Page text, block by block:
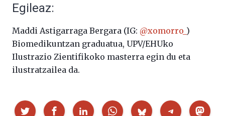
Egileaz:
Maddi Astigarraga Bergara (IG: @xomorro_ )
Biomedikuntzan graduatua, UPV/EHUko
Ilustrazio Zientifikoko masterra egin du eta
ilustratzailea da.
Partekatu